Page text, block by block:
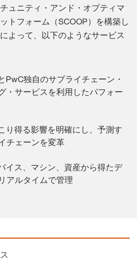
ュニティ・アンド・オプティマ
トフォーム（SCOOP）を構築し
よって、以下のようなサービス
PwC独自のサプライチェーン・
・サービスを利用したパフォー
り得る影響を明確にし、予測す
チェーンを変革
イス、マシン、資産から得たデ
アルタイムで管理